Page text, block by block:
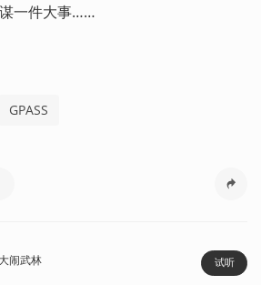
一件大事……
GPASS
闹武林 试听